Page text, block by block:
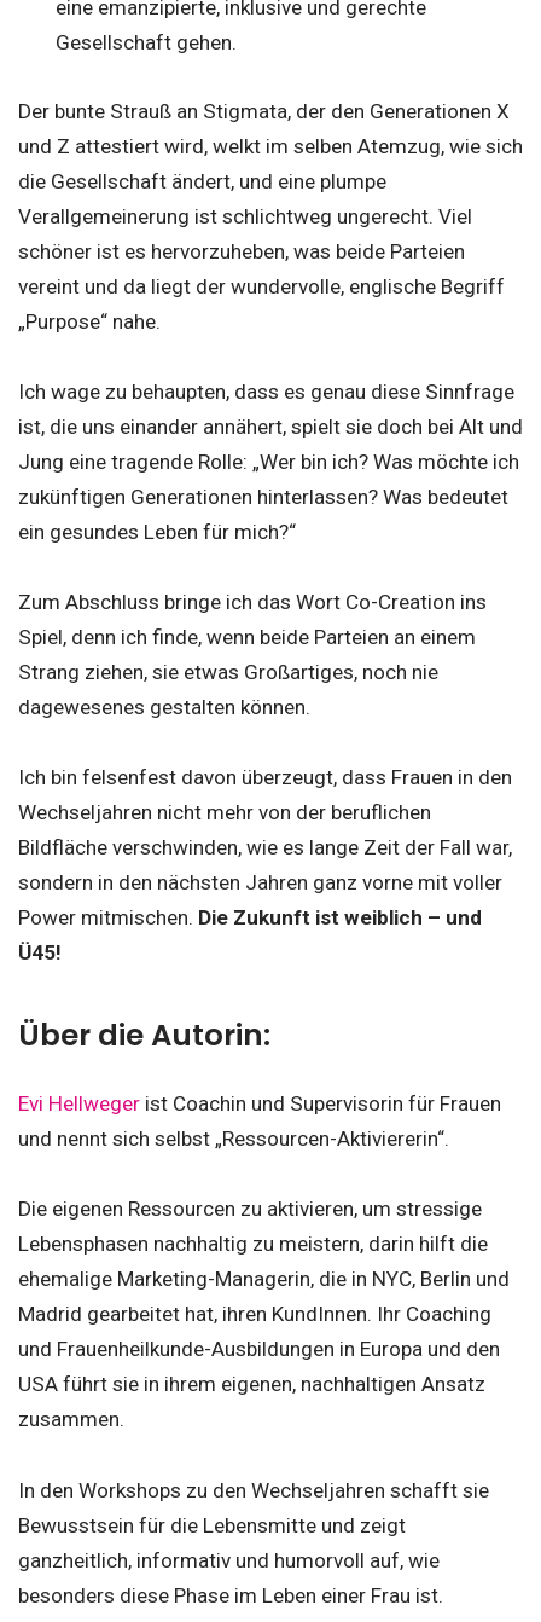
eine emanzipierte, inklusive und gerechte
Gesellschaft gehen.
Der bunte Strauß an Stigmata, der den Generationen X
und Z attestiert wird, welkt im selben Atemzug, wie sich
die Gesellschaft ändert, und eine plumpe
Verallgemeinerung ist schlichtweg ungerecht. Viel
schöner ist es hervorzuheben, was beide Parteien
vereint und da liegt der wundervolle, englische Begriff
„Purpose“ nahe.
Ich wage zu behaupten, dass es genau diese Sinnfrage
ist, die uns einander annähert, spielt sie doch bei Alt und
Jung eine tragende Rolle: „Wer bin ich? Was möchte ich
zukünftigen Generationen hinterlassen? Was bedeutet
ein gesundes Leben für mich?“
Zum Abschluss bringe ich das Wort Co-Creation ins
Spiel, denn ich finde, wenn beide Parteien an einem
Strang ziehen, sie etwas Großartiges, noch nie
dagewesenes gestalten können.
Ich bin felsenfest davon überzeugt, dass Frauen in den
Wechseljahren nicht mehr von der beruflichen
Bildfläche verschwinden, wie es lange Zeit der Fall war,
sondern in den nächsten Jahren ganz vorne mit voller
Power mitmischen. Die Zukunft ist weiblich – und
Ü45!
Über die Autorin:
Evi Hellweger ist Coachin und Supervisorin für Frauen
und nennt sich selbst „Ressourcen-Aktiviererin“.
Die eigenen Ressourcen zu aktivieren, um stressige
Lebensphasen nachhaltig zu meistern, darin hilft die
ehemalige Marketing-Managerin, die in NYC, Berlin und
Madrid gearbeitet hat, ihren KundInnen. Ihr Coaching
und Frauenheilkunde-Ausbildungen in Europa und den
USA führt sie in ihrem eigenen, nachhaltigen Ansatz
zusammen.
In den Workshops zu den Wechseljahren schafft sie
Bewusstsein für die Lebensmitte und zeigt
ganzheitlich, informativ und humorvoll auf, wie
besonders diese Phase im Leben einer Frau ist.